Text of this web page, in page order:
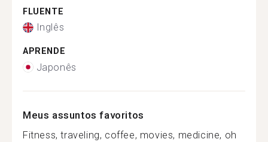
FLUENTE
Inglês
APRENDE
Japonês
Meus assuntos favoritos
Fitness, traveling, coffee, movies, medicine, oh